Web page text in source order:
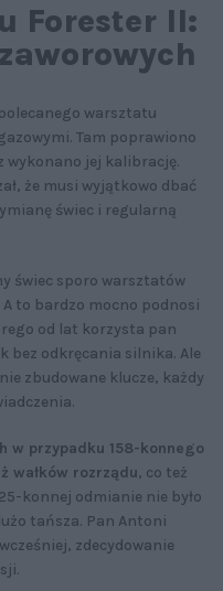
Forester II:
warsztatu
Tam poprawiono
wykonano jej kalibrację.
że musi wyjątkowo dbać
świec i regularną
świec sporo warsztatów
to bardzo mocno podnosi
od lat korzysta pan
bez odkręcania silnika. Ale
zbudowane klucze, każdy
w przypadku 158-konnego
wałków rozrządu, co też
konnej odmianie nie było
tańsza. Pan Antoni
zdecydowanie